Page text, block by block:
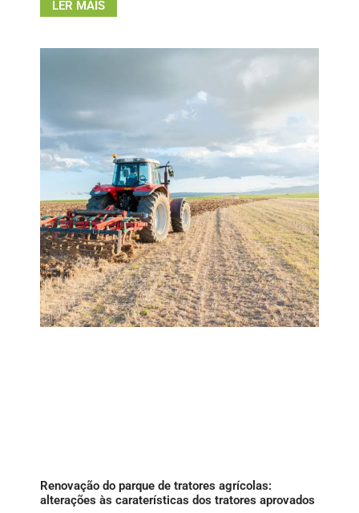
LER MAIS
Renovação do parque de tratores agrícolas:
alterações às caraterísticas dos tratores aprovados